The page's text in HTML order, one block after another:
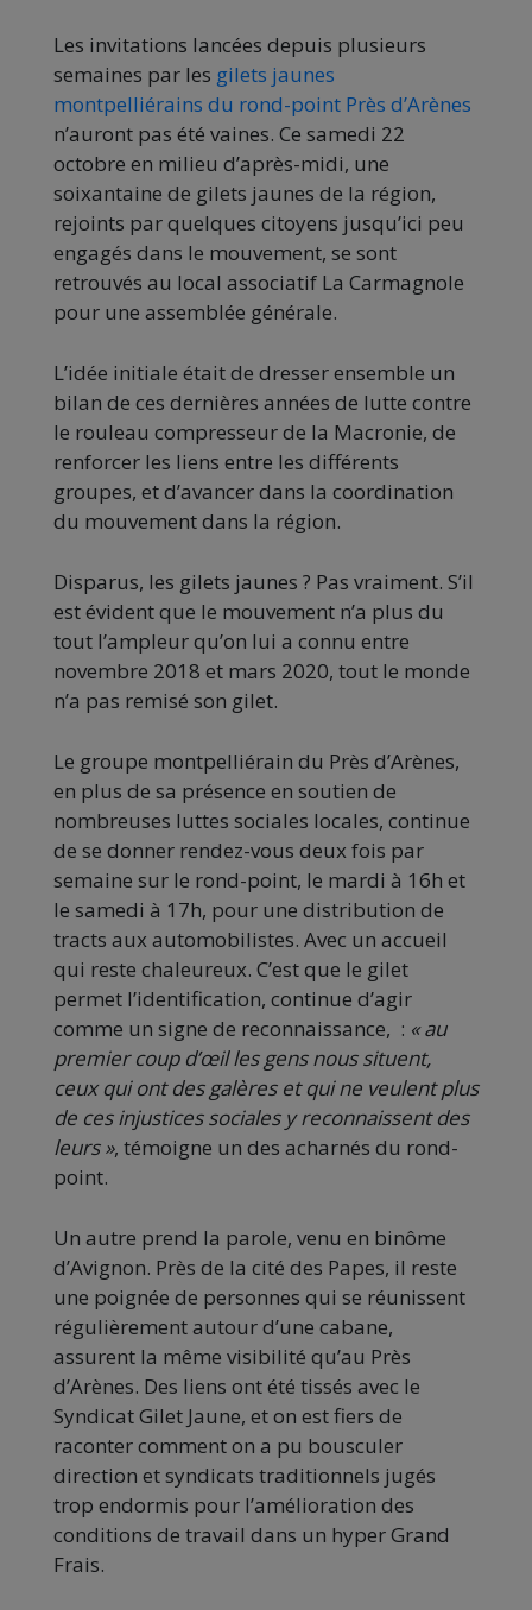
Les invitations lancées depuis plusieurs
semaines par les gilets jaunes
montpelliérains du rond-point Près d’Arènes
n’auront pas été vaines. Ce samedi 22
octobre en milieu d’après-midi, une
soixantaine de gilets jaunes de la région,
rejoints par quelques citoyens jusqu’ici peu
engagés dans le mouvement, se sont
retrouvés au local associatif La Carmagnole
pour une assemblée générale.
L’idée initiale était de dresser ensemble un
bilan de ces dernières années de lutte contre
le rouleau compresseur de la Macronie, de
renforcer les liens entre les différents
groupes, et d’avancer dans la coordination
du mouvement dans la région.
Disparus, les gilets jaunes ? Pas vraiment. S’il
est évident que le mouvement n’a plus du
tout l’ampleur qu’on lui a connu entre
novembre 2018 et mars 2020, tout le monde
n’a pas remisé son gilet.
Le groupe montpelliérain du Près d’Arènes,
en plus de sa présence en soutien de
nombreuses luttes sociales locales, continue
de se donner rendez-vous deux fois par
semaine sur le rond-point, le mardi à 16h et
le samedi à 17h, pour une distribution de
tracts aux automobilistes. Avec un accueil
qui reste chaleureux. C’est que le gilet
permet l’identification, continue d’agir
comme un signe de reconnaissance, : « au
premier coup d’œil les gens nous situent,
ceux qui ont des galères et qui ne veulent plus
de ces injustices sociales y reconnaissent des
leurs », témoigne un des acharnés du rond-
point.
Un autre prend la parole, venu en binôme
d’Avignon. Près de la cité des Papes, il reste
une poignée de personnes qui se réunissent
régulièrement autour d’une cabane,
assurent la même visibilité qu’au Près
d’Arènes. Des liens ont été tissés avec le
Syndicat Gilet Jaune, et on est fiers de
raconter comment on a pu bousculer
direction et syndicats traditionnels jugés
trop endormis pour l’amélioration des
conditions de travail dans un hyper Grand
Frais.